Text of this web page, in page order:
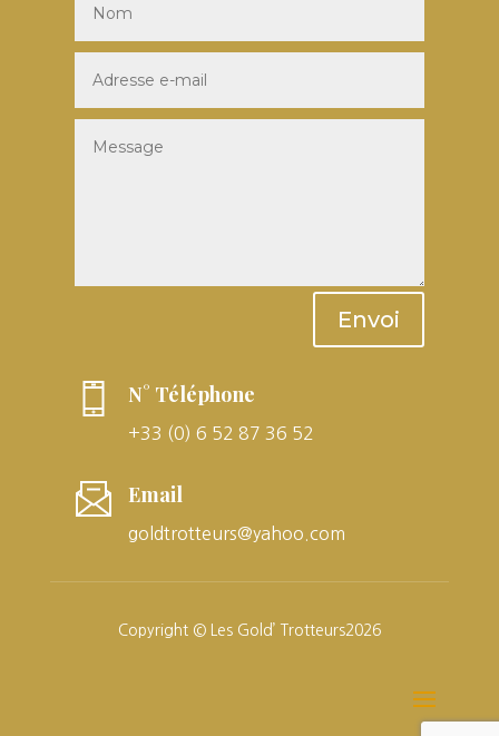
Envoi
N° Téléphone
+33 (0) 6 52 87 36 52
Email
goldtrotteurs@yahoo.com
Copyright © Les Gold’ Trotteurs2026